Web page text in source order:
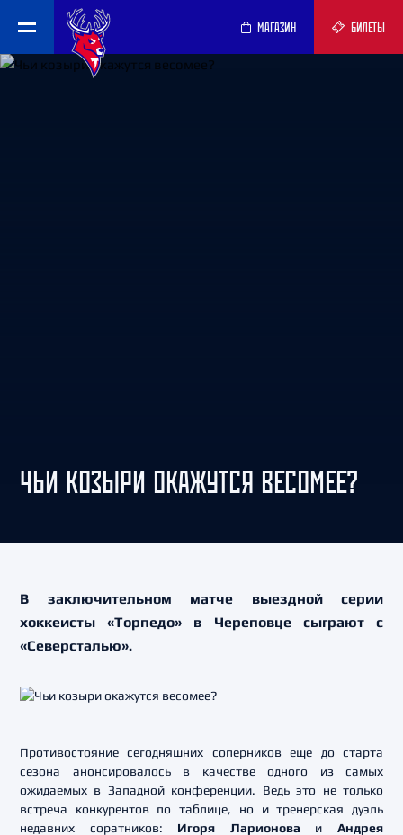
МАГАЗИН БИЛЕТЫ
ЧЬИ КОЗЫРИ ОКАЖУТСЯ ВЕСОМЕЕ?
В заключительном матче выездной серии
хоккеисты «Торпедо» в Череповце сыграют с
«Северсталью».
Противостояние сегодняшних соперников еще до старта
сезона анонсировалось в качестве одного из самых
ожидаемых в Западной конференции. Ведь это не только
встреча конкурентов по таблице, но и тренерская дуэль
недавних соратников: Игоря Ларионова иАндрея